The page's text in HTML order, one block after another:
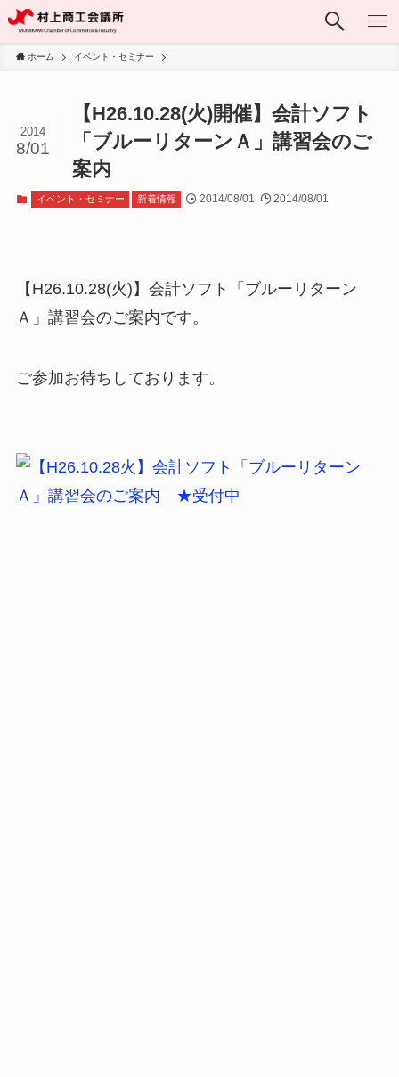
ホーム イベント・セミナー
【H26.10.28(火)開催】会計ソフト
「ブルーリターンＡ」講習会のご
案内
2014
8/01
イベント・セミナー 新着情報 2014/08/01 2014/08/01
【H26.10.28(火)】会計ソフト「ブルーリターン
Ａ」講習会のご案内です。
ご参加お待ちしております。